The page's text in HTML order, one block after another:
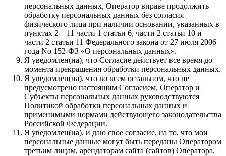
персональных данных, Оператор вправе продолжить
обработку персональных данных без согласия
физического лица при наличии основании, указанных в
пунктах 2 – 11 части 1 статьи 6, части 2 статьи 10 и
части 2 статьи 11 Федерального закона от 27 июля 2006
года No 152-ФЗ «О персональных данных».
Я уведомлен(на), что Согласие действует все время до
момента прекращения обработки персональных данных.
Я уведомлен(на), что во всем остальном, что не
предусмотрено настоящим Согласием, Оператор и
Субъекты персональных данных руководствуются
Политикой обработки персональных данных и
применимыми нормами действующего законодательства
Российской Федерации.
Я уведомлен(на), и даю свое согласие, на то, что мои
персональные данные могут быть переданы Оператором
третьим лицам, арендаторам сайта (сайтов) Оператора,